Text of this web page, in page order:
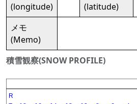
積雪観察(SNOW PROFILE)
(longitude)
(latitude)
メモ
(Memo)